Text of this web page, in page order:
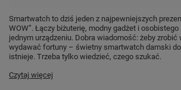
MONITORING SNU
monitoruj jakość snu i pracuj
Smartwatch to dziś jeden z najpewniejszych
WOW”. Łączy biżuterię, modny gadżet i
jednym urządzeniu. Dobra wiadomość: żeby
wydawać fortuny – świetny smartwatch damski do
istnieje. Trzeba tylko wiedzieć, czego szukać.
Czytaj więcej